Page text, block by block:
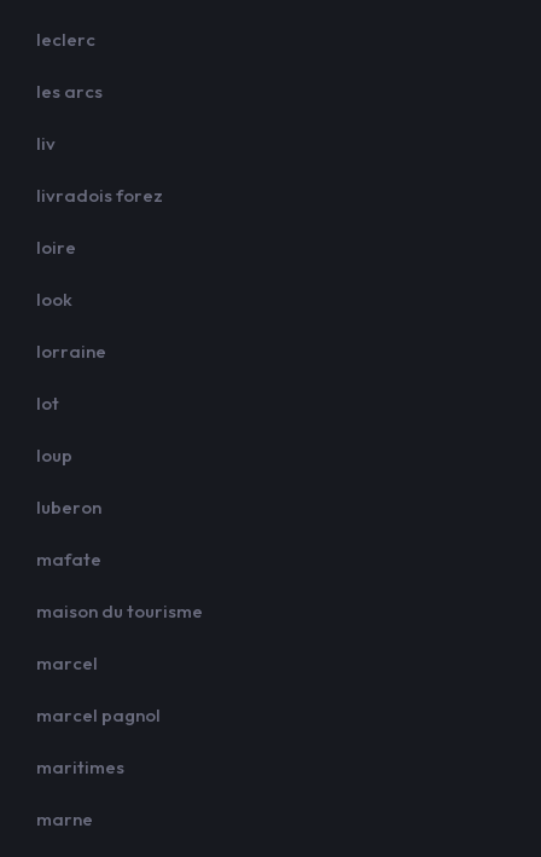
leclerc
les arcs
liv
livradois forez
loire
look
lorraine
lot
loup
luberon
mafate
maison du tourisme
marcel
marcel pagnol
maritimes
marne